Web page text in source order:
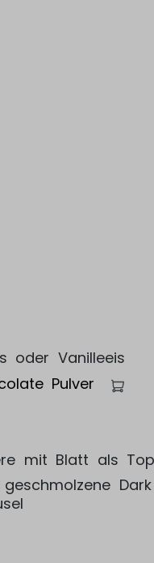
oder Vanilleeis
Pulver
mit Blatt als